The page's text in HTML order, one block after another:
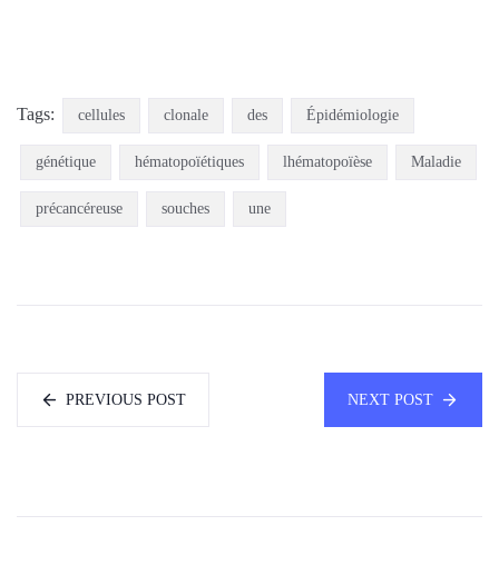
Tags: cellules clonale des Épidémiologie
génétique hématopoïétiques lhématopoïèse Maladie
précancéreuse souches une
PREVIOUS POST NEXT POST